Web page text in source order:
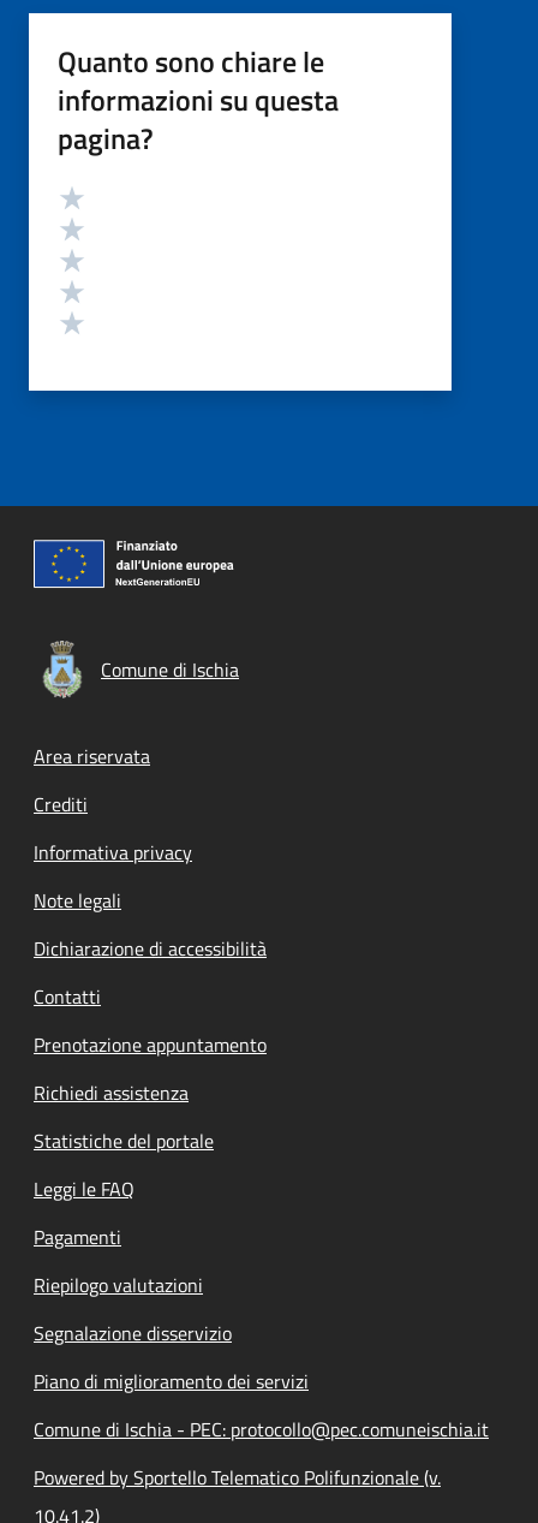
Quanto sono chiare le
informazioni su questa
pagina?
Valutazione
Comune di Ischia
Footer menu
Area riservata
Crediti
Informativa privacy
Note legali
Dichiarazione di accessibilità
Contatti
Prenotazione appuntamento
Richiedi assistenza
Statistiche del portale
Leggi le FAQ
Pagamenti
Riepilogo valutazioni
Segnalazione disservizio
Piano di miglioramento dei servizi
Comune di Ischia - PEC: protocollo@pec.comuneischia.it
Powered by Sportello Telematico Polifunzionale (v.
10.41.2)